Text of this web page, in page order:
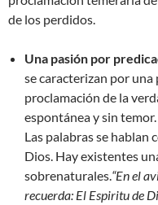
de los perdidos.
Una pasión por
se caracterizan por
proclamación de la
espontánea y sin
Las palabras se hablan
Dios. Hay existentes
sobrenaturales.“En el
recuerda: El Espiritu de